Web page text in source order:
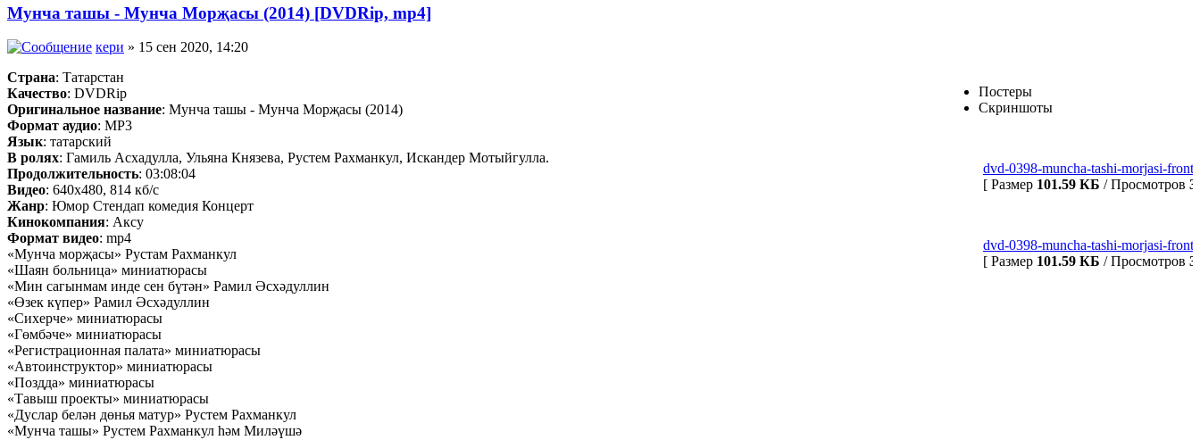
Мунча ташы - Мунча Морҗасы (2014) [DVDRip, mp4]
кери » 15 сен 2020, 14:20
Постеры
Скриншоты
dvd-0398-muncha-tashi-morjasi-
[ Размер 101.59 КБ / Просмотров
dvd-0398-muncha-tashi-morjasi-
[ Размер 101.59 КБ / Просмотров
Страна: Татарстан
Качество: DVDRip
Оригинальное название: Мунча ташы - Мунча Морҗасы (2014)
Формат аудио: MP3
Язык: татарский
В ролях: Гамиль Асхадулла, Ульяна Князева, Рустем Рахманкул, Искандер Мотыйгулла.
Продолжительность: 03:08:04
Видео: 640x480, 814 кб/с
Жанр: Юмор Стендап комедия Концерт
Кинокомпания: Аксу
Формат видео: mp4
«Мунча морҗасы» Рустам Рахманкул
«Шаян больница» миниатюрасы
«Мин сагынмам инде сен бүтән» Рамил Әсхәдуллин
«Өзек күпер» Рамил Әсхәдуллин
«Сихерче» миниатюрасы
«Гөмбәче» миниатюрасы
«Регистрационная палата» миниатюрасы
«Автоинструктор» миниатюрасы
«Поздда» миниатюрасы
«Тавыш проекты» миниатюрасы
«Дуслар белән дөнья матур» Рустем Рахманкул
«Мунча ташы» Рустем Рахманкул һәм Миләүшә